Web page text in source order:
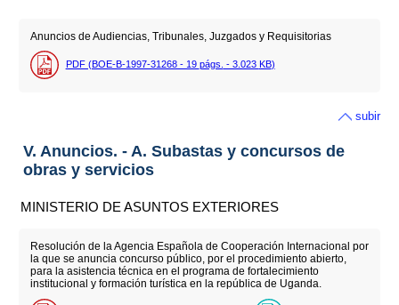
Anuncios de Audiencias, Tribunales, Juzgados y Requisitorias
PDF (BOE-B-1997-31268 - 19 págs. - 3.023 KB)
subir
V. Anuncios. - A. Subastas y concursos de
obras y servicios
MINISTERIO DE ASUNTOS EXTERIORES
Resolución de la Agencia Española de Cooperación Internacional por
la que se anuncia concurso público, por el procedimiento abierto,
para la asistencia técnica en el programa de fortalecimiento
institucional y formación turística en la república de Uganda.